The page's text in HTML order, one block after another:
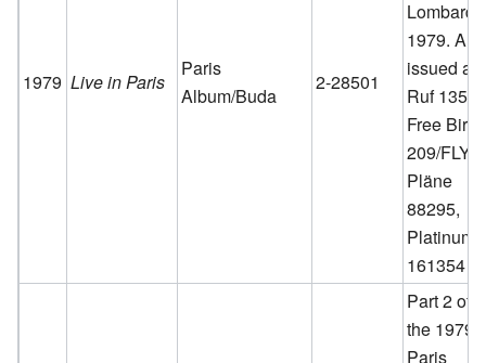
1979 Live in Paris
Paris
Album/Buda
2-28501
1979.
issued as
Ruf 1354,
Free Bird
209/
Pläne
88295,
Platinum
161354
Part 2 of
the 1979
Paris